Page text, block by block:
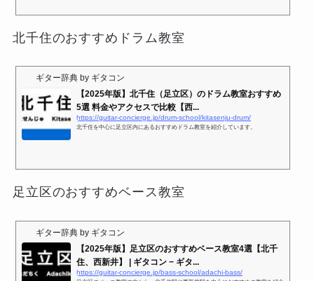
北千住のおすすめドラム教室
ギター辞典 by ギタコン
【2025年版】北千住（足立区）のドラム教室おすすめ
5選 料金やアクセスで比較【西...
https://guitar-concierge.jp/drum-school/kitasenju-drum/
北千住を中心に足立区内にあるおすすめドラム教室を紹介しています。
足立区のおすすめベース教室
ギター辞典 by ギタコン
【2025年版】足立区のおすすめベース教室4選【北千
住、西新井】 | ギタコン − ギタ...
https://guitar-concierge.jp/bass-school/adachi-bass/